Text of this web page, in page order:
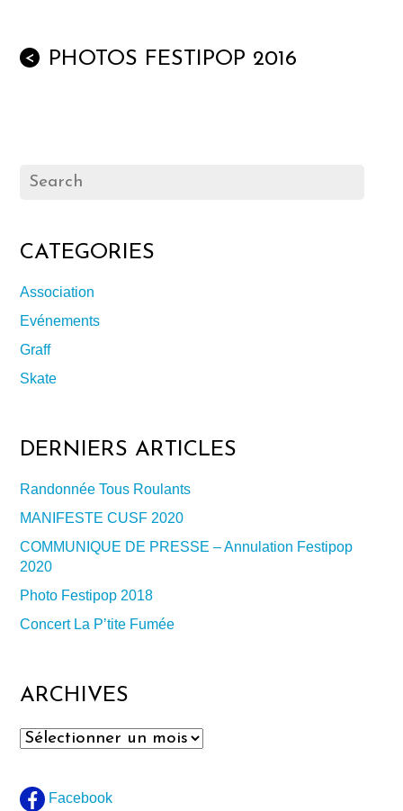
< PHOTOS FESTIPOP 2016
CATEGORIES
Association
Evénements
Graff
Skate
DERNIERS ARTICLES
Randonnée Tous Roulants
MANIFESTE CUSF 2020
COMMUNIQUE DE PRESSE – Annulation Festipop
2020
Photo Festipop 2018
Concert La P’tite Fumée
ARCHIVES
Archives
Facebook